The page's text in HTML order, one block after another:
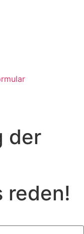
der
reden!